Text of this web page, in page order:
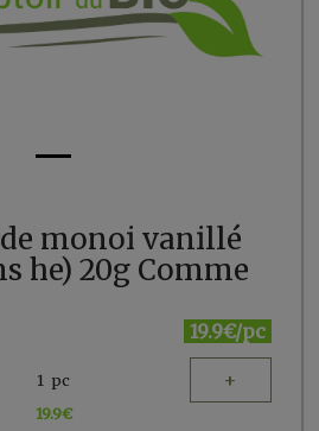
monoi vanillé
he) 20g Comme
19.9€/pc
1 pc +
19.9€